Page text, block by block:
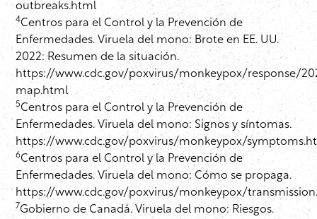
outbreaks.html
4Centros para el Control y la Prevención de
Enfermedades. Viruela del mono: Brote en EE. UU.
2022: Resumen de la situación.
https://www.cdc.gov/poxvirus/monkeypox/response/
map.html
5Centros para el Control y la Prevención de
Enfermedades. Viruela del mono: Signos y síntomas.
https://www.cdc.gov/poxvirus/monkeypox/
6Centros para el Control y la Prevención de
Enfermedades. Viruela del mono: Cómo se propaga.
https://www.cdc.gov/poxvirus/monkeypox/
7Gobierno de Canadá. Viruela del mono: Riesgos.